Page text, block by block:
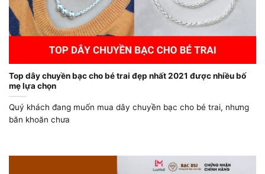
Top dây chuyền bạc cho bé trai đẹp nhất 2021 được nhiều bố
mẹ lựa chọn
Quý khách đang muốn mua dây chuyền bạc cho bé trai, nhưng
băn khoăn chưa